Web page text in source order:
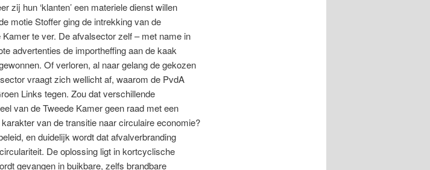
zij hun ‘klanten’ een materiele dienst willen
motie Stoffer ging de intrekking van de
te ver. De afvalsector zelf – met name in
advertenties de importheffing aan de kaak
Of verloren, al naar gelang de gekozen
vraagt zich wellicht af, waarom de PvdA
Links tegen. Zou dat verschillende
van de Tweede Kamer geen raad met een
van de transitie naar circulaire economie?
en duidelijk wordt dat afvalverbranding
De oplossing ligt in kortcyclische
gevangen in buikbare, zelfs brandbare